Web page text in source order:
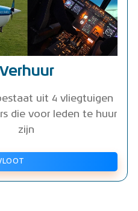
Verhuur
uit 4 vliegtuigen
die voor leden te huur
zijn